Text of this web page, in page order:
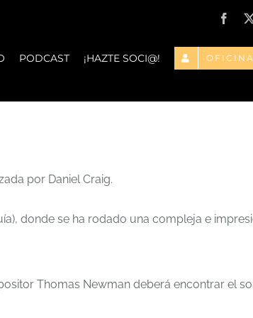
PODCAST ¡HAZTE SOCI@!
por Daniel Craig.
donde se ha rodado una compleja e
Thomas Newman deberá encontrar el